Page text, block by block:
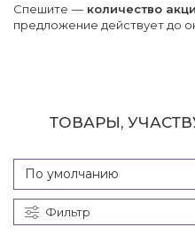
Спешите — количество
предложение действует до
ТОВАРЫ,
Фильтр